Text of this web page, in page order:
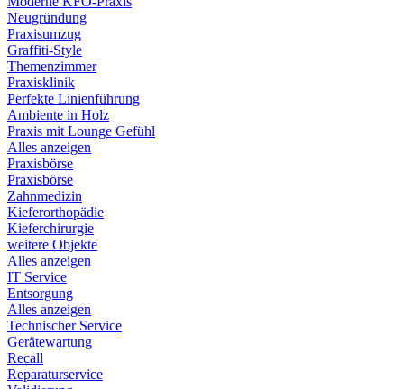
Neugründung
Praxisumzug
Graffiti-Style
Themenzimmer
Praxisklinik
Perfekte Linienführung
Ambiente in Holz
Praxis mit Lounge Gefühl
Alles anzeigen
Praxisbörse
Praxisbörse
Zahnmedizin
Kieferorthopädie
Kieferchirurgie
weitere Objekte
Alles anzeigen
IT Service
Entsorgung
Alles anzeigen
Technischer Service
Gerätewartung
Recall
Reparaturservice